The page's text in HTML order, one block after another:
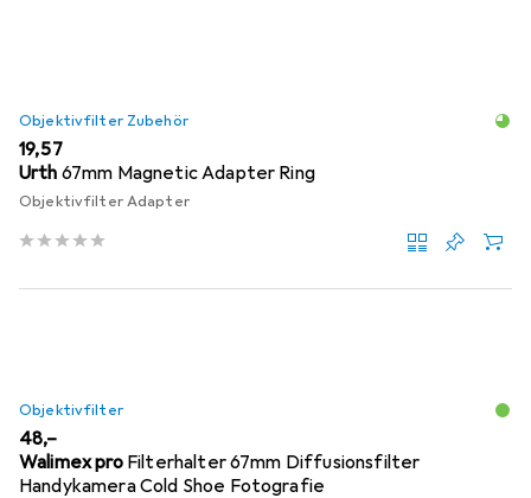
Objektivfilter Zubehör
EUR
19,57
Urth 67mm Magnetic Adapter Ring
Objektivfilter Adapter
Objektivfilter
EUR
48,–
Walimex pro Filterhalter 67mm Diffusionsfilter
Handykamera Cold Shoe Fotografie